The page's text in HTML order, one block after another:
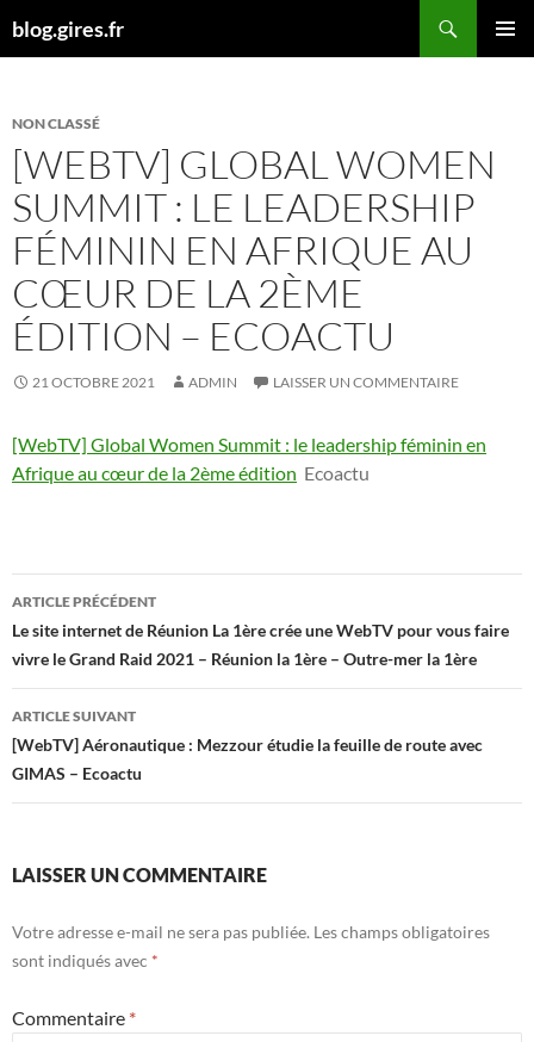
aublog.gires.fr
NON CLASSÉ
[WEBTV] GLOBAL WOMEN
SUMMIT : LE LEADERSHIP
FÉMININ EN AFRIQUE AU
CŒUR DE LA 2ÈME
ÉDITION – ECOACTU
21 OCTOBRE 2021 ADMIN LAISSER UN COMMENTAIRE
[WebTV] Global Women Summit : le leadership féminin en
Afrique au cœur de la 2ème édition Ecoactu
Navigation
des
articles
ARTICLE PRÉCÉDENT
Le site internet de Réunion La 1ère crée une WebTV pour vous faire
vivre le Grand Raid 2021 – Réunion la 1ère – Outre-mer la 1ère
ARTICLE SUIVANT
[WebTV] Aéronautique : Mezzour étudie la feuille de route avec
GIMAS – Ecoactu
LAISSER UN COMMENTAIRE
Votre adresse e-mail ne sera pas publiée. Les champs obligatoires
sont indiqués avec *
Commentaire *